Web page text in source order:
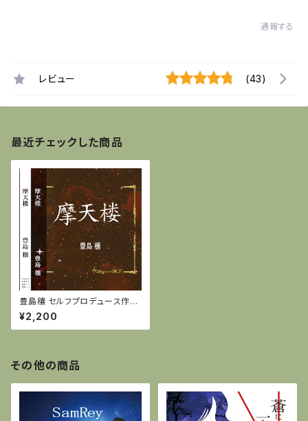
通報する
レビュー (43)
最近チェックした商品
豊島穰 セルフプロデュース作品
『摩天楼』
¥2,200
その他の商品